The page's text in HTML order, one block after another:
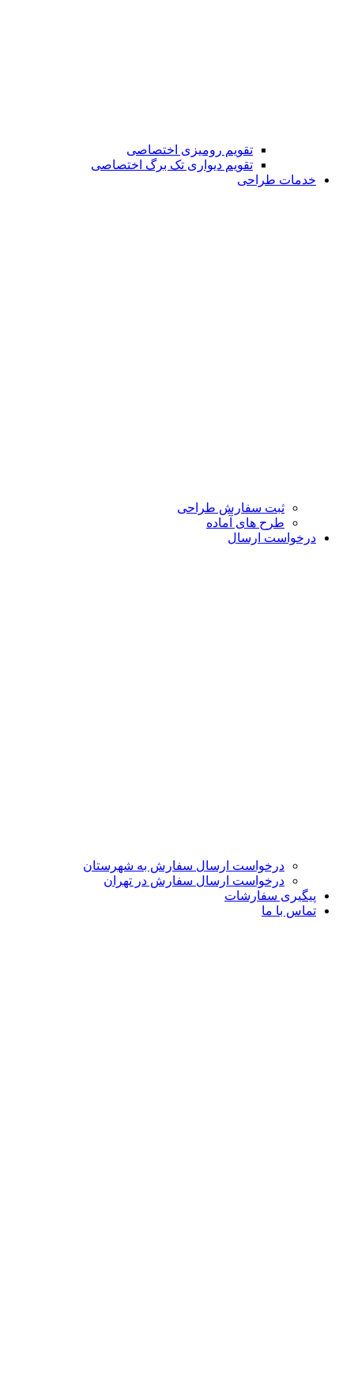
تقویم رومیزی اختصاصی
تقویم دیواری تک برگ اختصاصی
خدمات طراحی
ثبت سفارش طراحی
طرح های آماده
درخواست ارسال
درخواست ارسال سفارش به شهرستان
درخواست ارسال سفارش در تهران
پیگیری سفارشات
تماس با ما